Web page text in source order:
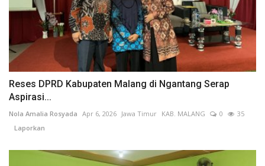
Reses DPRD Kabupaten Malang di Ngantang Serap
Aspirasi...
Nola Amalia Rosyada Apr 6, 2026 Jawa Timur KAB. MALANG 0
35
Laporkan